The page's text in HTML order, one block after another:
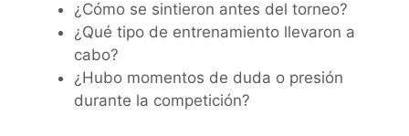
¿Cómo se sintieron antes del torneo?
¿Qué tipo de entrenamiento llevaron a
cabo?
¿Hubo momentos de duda o presión
durante la competición?